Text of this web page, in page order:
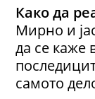
Како да
Мирно и
да се каже
самото